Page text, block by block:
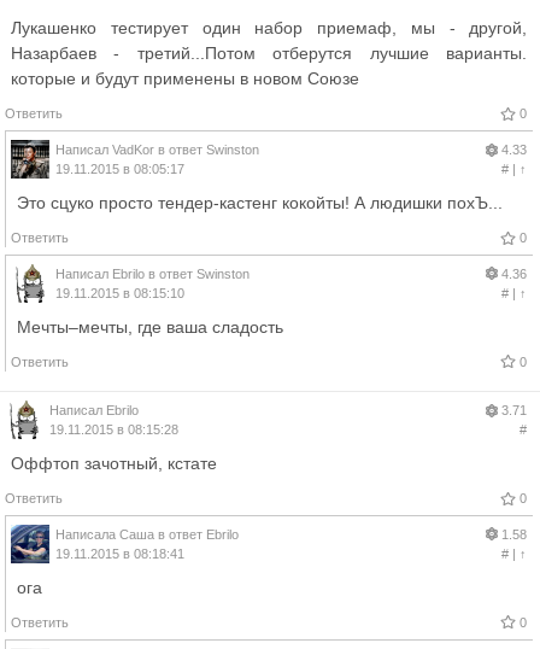
Лукашенко тестирует один набор приемаф, мы - другой,
Назарбаев - третий...Потом отберутся лучшие варианты.
которые и будут применены в новом Союзе
Ответить 0
Написал VadKor в ответ Swinston
19.11.2015 в 08:05:17
4.33
#| ↑
Это сцуко просто тендер-кастенг кокойты! А людишки похЪ...
Ответить 0
Написал Ebrilo в ответ Swinston
19.11.2015 в 08:15:10
4.36
#| ↑
Мечты–мечты, где ваша сладость
Ответить 0
Написал Ebrilo
19.11.2015 в 08:15:28
3.71
#
Оффтоп зачотный, кстате
Ответить 0
Написала Саша в ответ Ebrilo
19.11.2015 в 08:18:41
1.58
#| ↑
ога
Ответить 0